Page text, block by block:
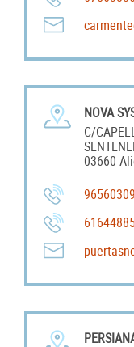
NOVA
C/
03660